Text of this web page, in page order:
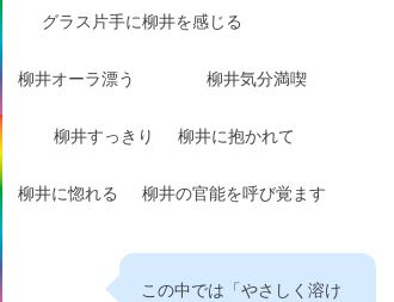
グラス片手に柳井を感じる
柳井オーラ漂う 柳井気分満喫
柳井すっきり 柳井に抱かれて
柳井に惚れる 柳井の官能を呼び覚ます
この中では「やさしく溶け